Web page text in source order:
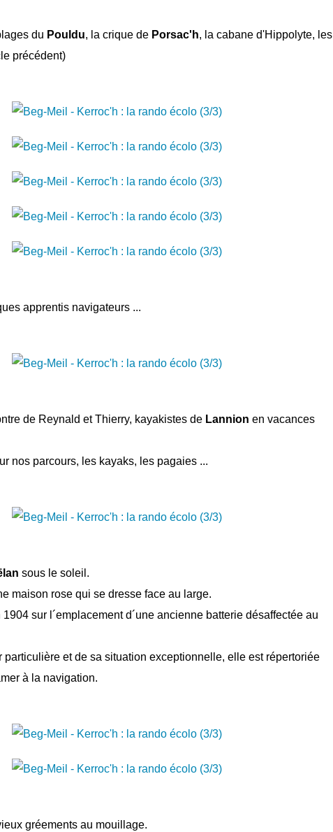
du Pouldu, la crique de Porsac'h, la cabane d'Hippolyte, les
précédent)
apprentis navigateurs ...
de Reynald et Thierry, kayakistes de Lannion en vacances
nos parcours, les kayaks, les pagaies ...
sous le soleil.
maison rose qui se dresse face au large.
sur l´emplacement d´une ancienne batterie désaffectée au
particulière et de sa situation exceptionnelle, elle est répertoriée
à la navigation.
gréements au mouillage.